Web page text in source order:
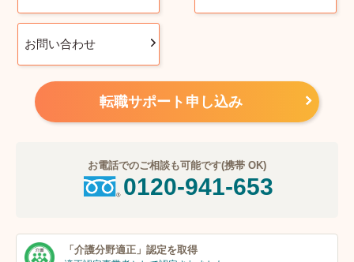
お問い合わせ
転職サポート申し込み
お電話でのご相談も可能です(携帯 OK)
0120-941-653
「介護分野適正」 認定を取得